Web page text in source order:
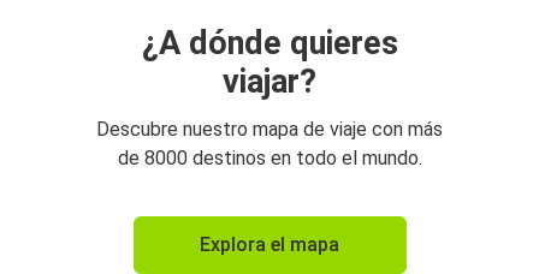
¿A dónde quieres
viajar?
Descubre nuestro mapa de viaje con más
de 8000 destinos en todo el mundo.
Explora el mapa